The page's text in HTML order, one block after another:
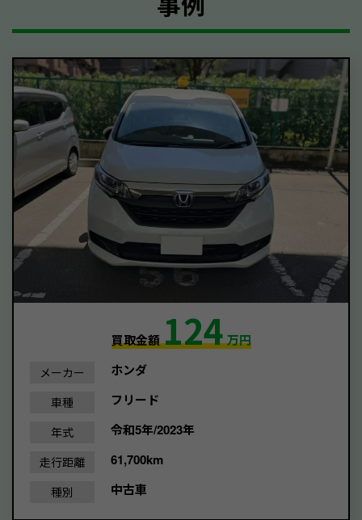
買取金額124万円
メーカー ホンダ
車種 フリード
年式 令和5年/2023年
走行距離 61,700km
種別 中古車